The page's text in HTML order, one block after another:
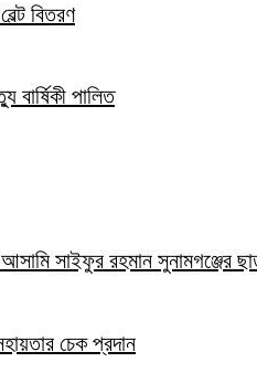
বিতরণ
বার্ষিকী পালিত
সাইফুর রহমান সুনামগঞ্জের
চেক প্রদান